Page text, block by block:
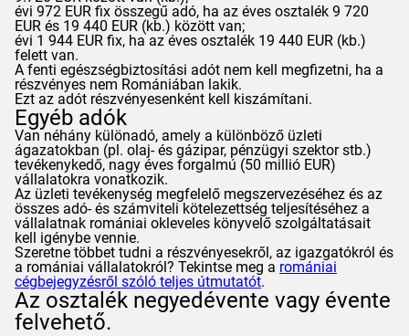
évi 972 EUR fix összegű adó, ha az éves osztalék 9 720
EUR és 19 440 EUR (kb.) között van;
évi 1 944 EUR fix, ha az éves osztalék 19 440 EUR (kb.)
felett van.
A fenti egészségbiztosítási adót nem kell megfizetni, ha a
részvényes nem Romániában lakik.
Ezt az adót részvényesenként kell kiszámítani.
Egyéb adók
Van néhány különadó, amely a különböző üzleti
ágazatokban (pl. olaj- és gázipar, pénzügyi szektor stb.)
tevékenykedő, nagy éves forgalmú (50 millió EUR)
vállalatokra vonatkozik.
Az üzleti tevékenység megfelelő megszervezéséhez és az
összes adó- és számviteli kötelezettség teljesítéséhez a
vállalatnak romániai okleveles könyvelő szolgáltatásait
kell igénybe vennie.
Szeretne többet tudni a részvényesekről, az igazgatókról és
a romániai vállalatokról? Tekintse meg a romániai
cégbejegyzésről szóló teljes útmutatót.
Az osztalék negyedévente vagy évente
felvehető.